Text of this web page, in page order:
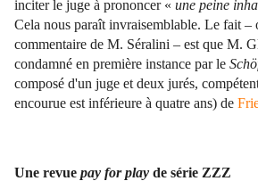
inciter le juge à prononcer « une peine
Cela nous paraît invraisemblable. Le fait –
commentaire de M. Séralini – est que M.
condamné en première instance par le
composé d'un juge et deux jurés,
encourue est inférieure à quatre ans) de
Une revue pay for play de série ZZZ